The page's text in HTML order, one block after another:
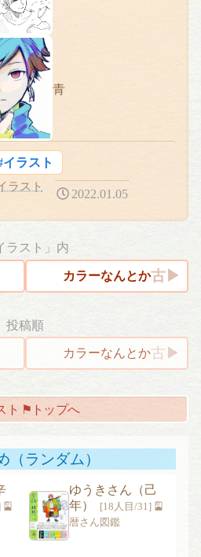
青
イラスト
ラスト
2022.01.05
ラスト」内
カラーなんとか
投稿順
カラーなんとか
ト ⚑トップへ
（ランダム）
ゆうきさん（己
年）
[18人目/31] 🎴
暦さん図鑑